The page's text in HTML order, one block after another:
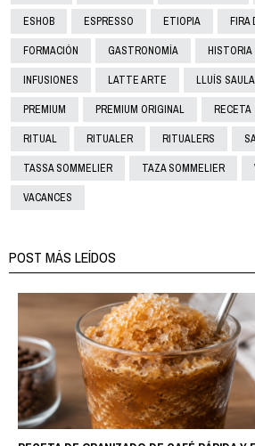
ESHOB ESPRESSO ETIOPIA FIRA
FORMACIÓN GASTRONOMÍA HISTORIA
INFUSIONES LATTE ARTE LLUÍS SAULA
PREMIUM PREMIUM ORIGINAL RECETA
RITUAL RITUALER RITUALERS
TASSA SOMMELIER TAZA SOMMELIER
VACANCES
POST MÁS LEÍDOS